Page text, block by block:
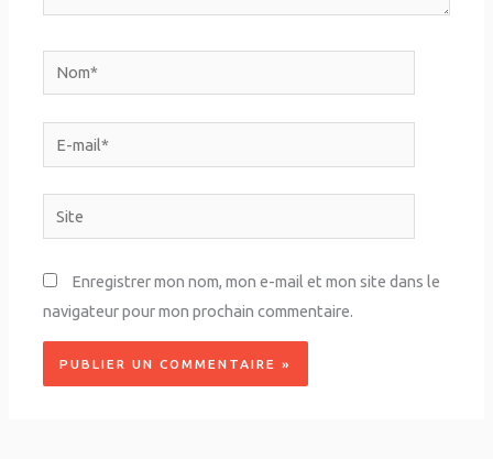
Nom*
E-
mail*
Site
Enregistrer mon nom, mon e-mail et mon site dans le
navigateur pour mon prochain commentaire.